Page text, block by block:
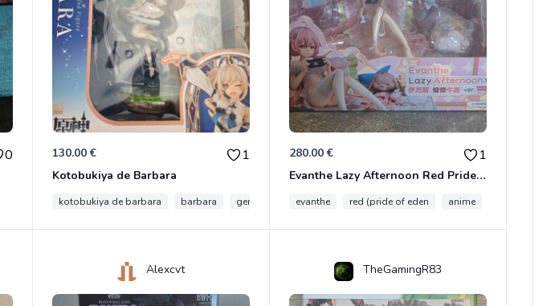
0 130.00 € 1
Kotobukiya de Barbara
kotobukiya de barbara barbara genshin impact
280.00 € 1
Evanthe Lazy Afternoon Red Pride of Eden
evanthe red (pride of eden anime
Alexcvt TheGamingR83